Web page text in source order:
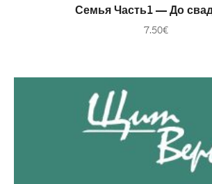
В КОРЗИНУ
Семья Часть1 — До
7.50€